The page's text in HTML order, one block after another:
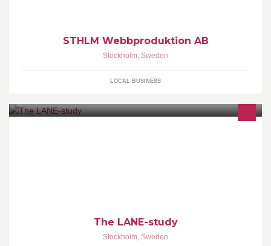
STHLM Webbproduktion AB
Stockholm, Sweden
LOCAL BUSINESS
The LANE-study
Stockholm, Sweden